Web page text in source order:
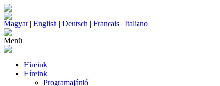
Magyar| English | Deutsch | Francais | Italiano
Menü
Híreink
Híreink
Programajánló